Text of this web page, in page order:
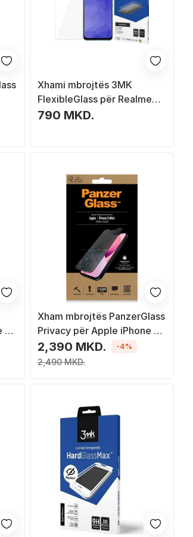
Xhami mbrojtës 3MK
FlexibleGlass për Realme
C11
790 MKD.
15
Xham mbrojtës PanzerGlass
Privacy për Apple iPhone 13
mini
2,390 MKD.
2,490 MKD.
-4%